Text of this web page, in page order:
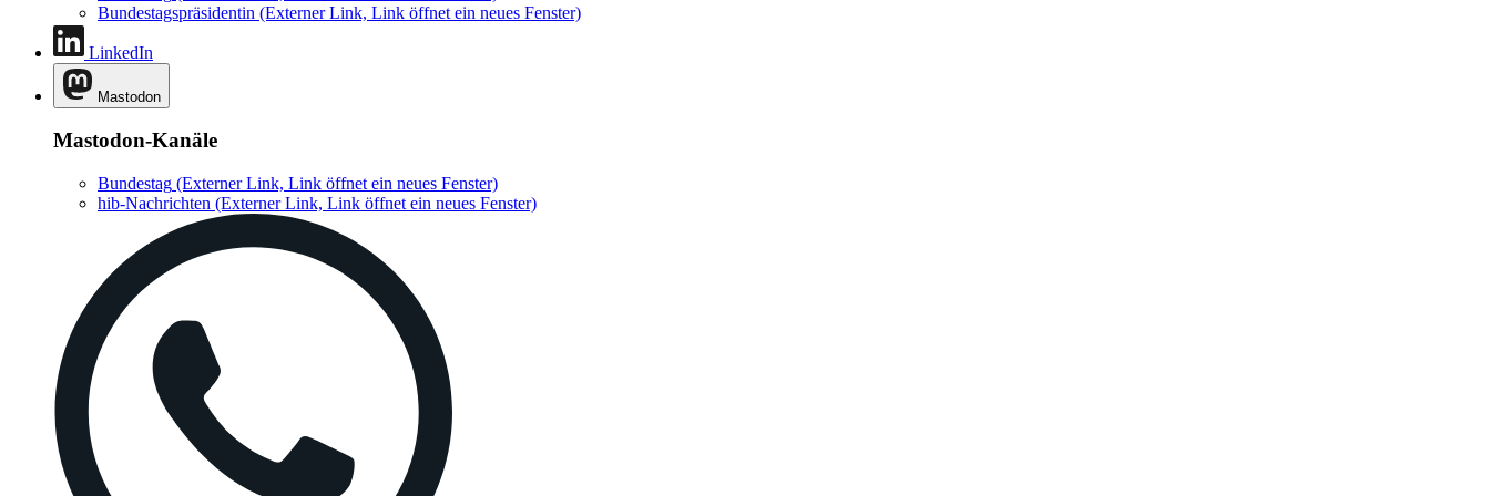
Bundestagspräsidentin (Externer Link, Link öffnet ein neues Fenster)
LinkedIn
Mastodon
Mastodon-Kanäle
Bundestag (Externer Link, Link öffnet ein neues Fenster)
hib-Nachrichten (Externer Link, Link öffnet ein neues Fenster)